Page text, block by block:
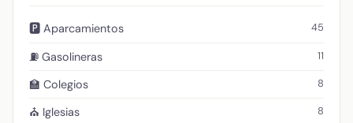
🅿️ Aparcamientos 45
⛽ Gasolineras 11
🏫 Colegios 8
⛪ Iglesias 8